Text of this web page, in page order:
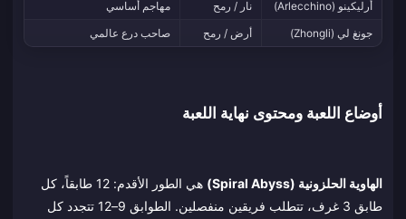
أرليكينو (Arlecchino)
نار / رمح مهاجم أساسي
جونغ لي (Zhongli)
أرض / رمح صاحب درع عالمي
أوضاع اللعبة ومحتوى نهاية اللعبة
الهاوية الحلزونية (Spiral Abyss)
هي الطور الأقدم: 12 طابقاً، كل
طابق 3 غرف، تتطلب فريقين منفصلين. الطوابق 9–12 تتجدد كل